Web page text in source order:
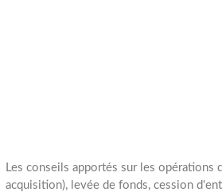
Les conseils apportés sur les opérations
acquisition), levée de fonds, cession